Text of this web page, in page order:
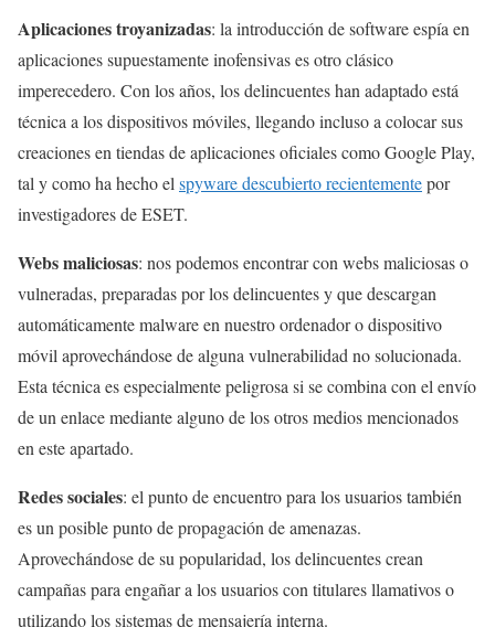
Aplicaciones troyanizadas: la introducción de software espía en
aplicaciones supuestamente inofensivas es otro clásico
imperecedero. Con los años, los delincuentes han adaptado está
técnica a los dispositivos móviles, llegando incluso a colocar sus
creaciones en tiendas de aplicaciones oficiales como Google Play,
tal y como ha hecho el spyware descubierto recientementepor
investigadores de ESET.
Webs maliciosas: nos podemos encontrar con webs maliciosas o
vulneradas, preparadas por los delincuentes y que descargan
automáticamente malware en nuestro ordenador o dispositivo
móvil aprovechándose de alguna vulnerabilidad no solucionada.
Esta técnica es especialmente peligrosa si se combina con el envío
de un enlace mediante alguno de los otros medios mencionados
en este apartado.
Redes sociales: el punto de encuentro para los usuarios también
es un posible punto de propagación de amenazas.
Aprovechándose de su popularidad, los delincuentes crean
campañas para engañar a los usuarios con titulares llamativos o
utilizando los sistemas de mensajería interna.